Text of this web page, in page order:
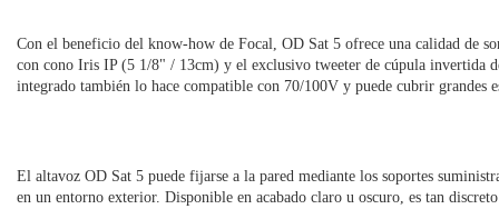
Con el beneficio del know-how de Focal, OD Sat 5 ofrece una calidad de
con cono Iris IP (5 1/8" / 13cm) y el exclusivo tweeter de cúpula invertida
integrado también lo hace compatible con 70/100V y puede cubrir grandes
El altavoz OD Sat 5 puede fijarse a la pared mediante los soportes
en un entorno exterior. Disponible en acabado claro u oscuro, es tan